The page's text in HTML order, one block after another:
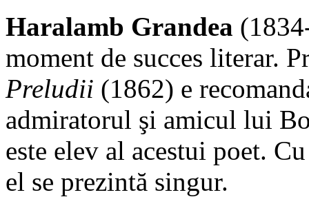
Haralamb Grandea
moment de succes literar.
Preludii (1862) e
admiratorul şi amicul lui
este elev al acestui poet.
el se prezintă singur.